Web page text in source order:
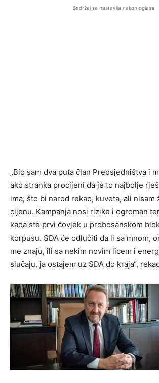
Sadržaj se nastavlja nakon oglasa
„Bio sam dva puta član Predsjedništva i
ako stranka procijeni da je to najbolje
ima, što bi narod rekao, kuveta, ali nisam
cijenu. Kampanja nosi rizike i ogroman
kada ste prvi čovjek u probosanskom
korpusu. SDA će odlučiti da li sa mnom,
me znaju, ili sa nekim novim licem i
slučaju, ja ostajem uz SDA do kraja“,